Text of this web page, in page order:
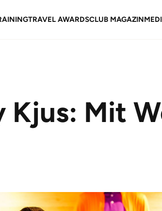
TRAVEL AWARDSCLUB MAGAZIN
Kjus: Mit